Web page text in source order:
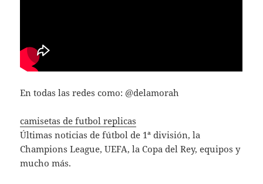
En todas las redes como: @delamorah
camisetas de futbol replicas
Últimas noticias de fútbol de 1ª división, la
Champions League, UEFA, la Copa del Rey, equipos y
mucho más.